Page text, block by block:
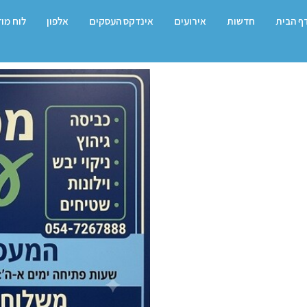
הבית חדשות אירועים אינדקס העסקים אלפון לוח